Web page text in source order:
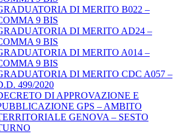
DI MERITO B022 –
9 BIS
DI MERITO AD24 –
9 BIS
DI MERITO A014 –
9 BIS
DI MERITO CDC A057 –
499/2020
DI APPROVAZIONE E
GPS – AMBITO
GENOVA – SESTO